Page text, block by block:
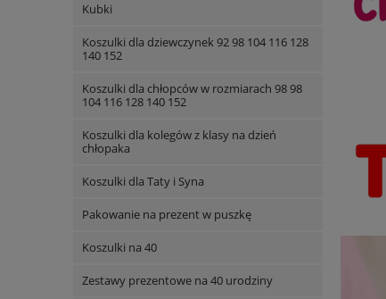
Kubki
Koszulki dla dziewczynek 92 98 104 116 128
140 152
Koszulki dla chłopców w rozmiarach 98 98
104 116 128 140 152
Koszulki dla kolegów z klasy na dzień
chłopaka
Koszulki dla Taty i Syna
Pakowanie na prezent w puszkę
Koszulki na 40
Zestawy prezentowe na 40 urodziny